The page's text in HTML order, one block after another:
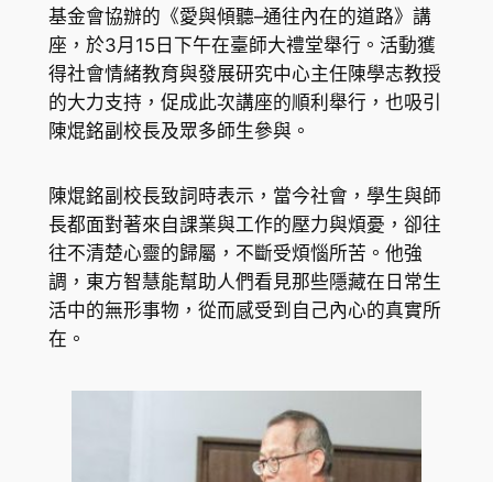
基金會協辦的《愛與傾聽–通往內在的道路》講
座，於3月15日下午在臺師大禮堂舉行。活動獲
得社會情緒教育與發展研究中心主任陳學志教授
的大力支持，促成此次講座的順利舉行，也吸引
陳焜銘副校長及眾多師生參與。
陳焜銘副校長致詞時表示，當今社會，學生與師
長都面對著來自課業與工作的壓力與煩憂，卻往
往不清楚心靈的歸屬，不斷受煩惱所苦。他強
調，東方智慧能幫助人們看見那些隱藏在日常生
活中的無形事物，從而感受到自己內心的真實所
在。